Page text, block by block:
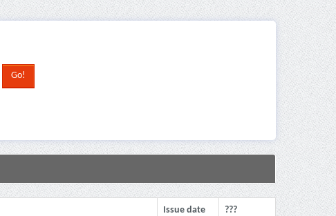
Issue date
???